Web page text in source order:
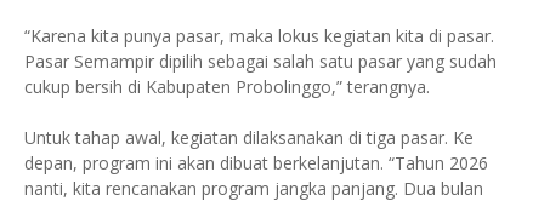
“Karena kita punya pasar, maka lokus kegiatan kita di pasar.
Pasar Semampir dipilih sebagai salah satu pasar yang sudah
cukup bersih di Kabupaten Probolinggo,” terangnya.
Untuk tahap awal, kegiatan dilaksanakan di tiga pasar. Ke
depan, program ini akan dibuat berkelanjutan. “Tahun 2026
nanti, kita rencanakan program jangka panjang. Dua bulan